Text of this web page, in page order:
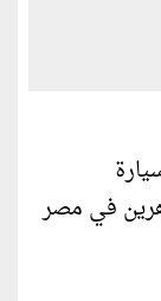
في مصر